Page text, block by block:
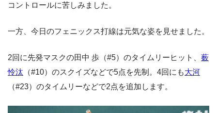
コントロールに苦しみました。
一方、今日のフェニックス打線は元気な姿を見せました。
2回に先発マスクの田中 歩（#5）のタイムリーヒット、 薮
怜汰 （#10）のスクイズなどで5点を先制。4回にも大河
（#23）のタイムリーなどで2点を追加します。